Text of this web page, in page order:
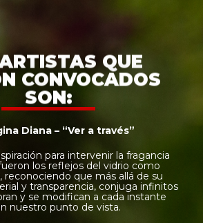
QUE
CONVOCADOS
SON:
Diana – “Ver a través”
para intervenir la fragancia
los reflejos del vidrio como
reconociendo que más allá de su
y transparencia, conjuga infinitos
y se modifican a cada instante
nuestro punto de vista.